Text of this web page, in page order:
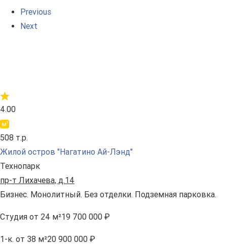
Previous
Next
4.00
508 т.р.
Жилой остров "Нагатино Ай-Лэнд"
Технопарк
пр-т Лихачева, д.14
Бизнес. Монолитный. Без отделки. Подземная парковка.
Студия от 24 м²19 700 000 ₽
1-к. от 38 м²20 900 000 ₽